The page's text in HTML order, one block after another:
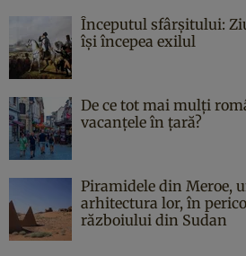
Începutul sfârşitului:
îşi începea exilul
De ce tot mai mulți
vacanțele în țară?
Piramidele din Meroe,
arhitectura lor, în
războiului din Sudan